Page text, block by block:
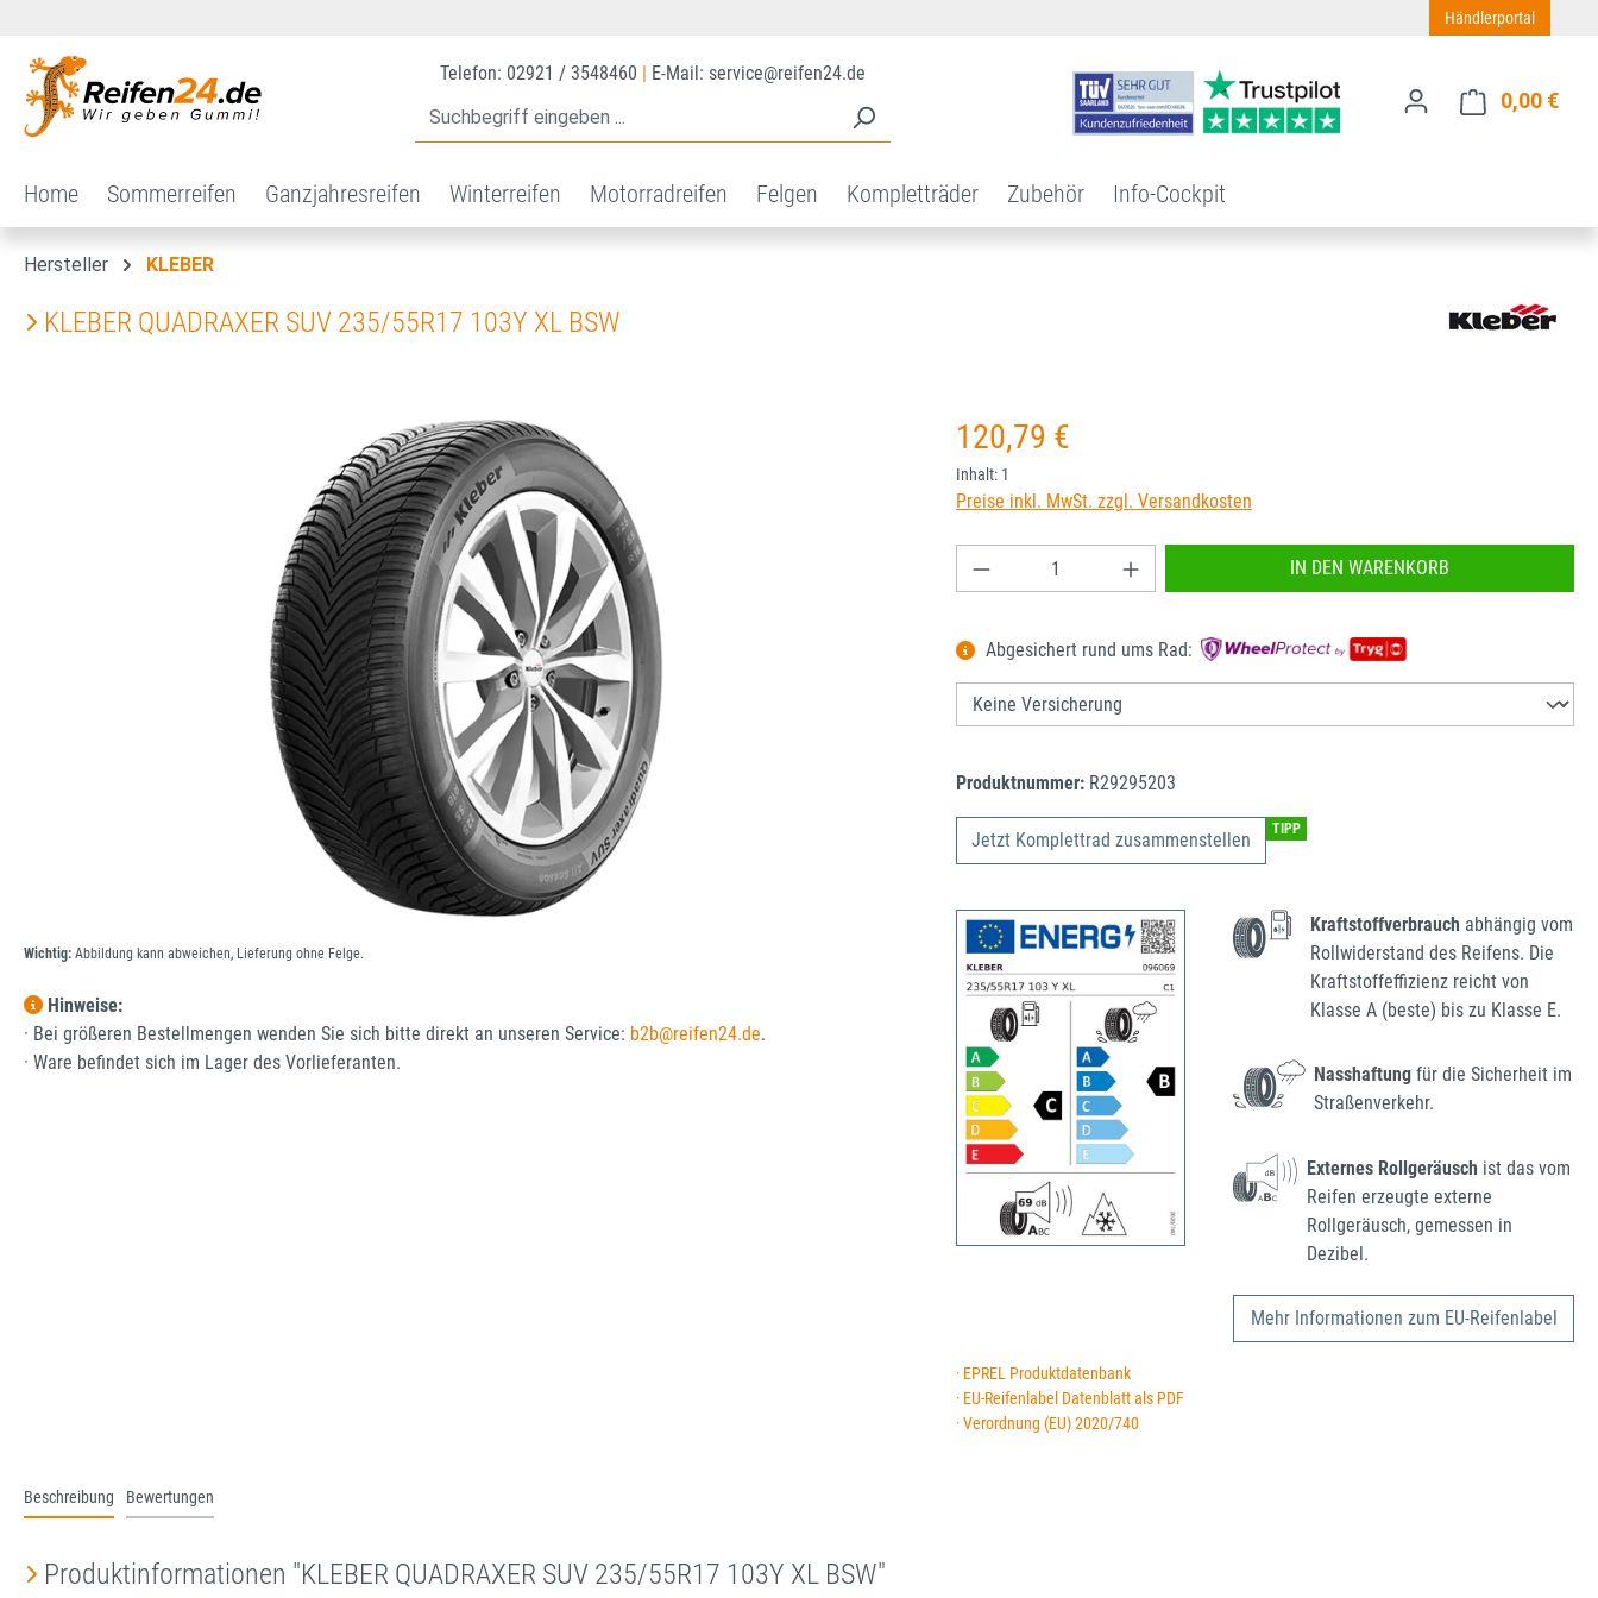
Händlerportal
Telefon: 02921 / 3548460 E-Mail: service@reifen24.de
0,00 €
Home Sommerreifen Ganzjahresreifen Winterreifen Motorradreifen Felgen Kompletträder Zubehör Info-Cockpit
Hersteller KLEBER
KLEBER QUADRAXER SUV 235/55R17 103Y XL BSW
Wichtig: Abbildung kann abweichen, Lieferung ohne Felge.
Hinweise:
· Bei größeren Bestellmengen wenden Sie sich bitte direkt an unseren Service: b2b@reifen24.de.
· Ware befindet sich im Lager des Vorlieferanten.
Regulärer Preis:
120,79 €
Inhalt: 1
Preise inkl. MwSt. zzgl. Versandkosten
Produkt Anzahl: Gib den gewünschten Wert ein oder
IN DEN WARENKORB
Abgesichert rund ums Rad:
Produktnummer: R29295203
Jetzt Komplettrad zusammenstellen TIPP
Kraftstoffverbrauch abhängig vom
Rollwiderstand des Reifens. Die
Kraftstoffeffizienz reicht von
Klasse A (beste) bis zu Klasse E.
Nasshaftung für die Sicherheit im
Straßenverkehr.
Externes Rollgeräusch ist das vom
Reifen erzeugte externe
Rollgeräusch, gemessen in
Dezibel.
Mehr Informationen zum EU-Reifenlabel
· EPREL Produktdatenbank
· EU-Reifenlabel Datenblatt als PDF
· Verordnung (EU) 2020/740
Beschreibung Bewertungen
Produktinformationen "KLEBER QUADRAXER SUV 235/55R17 103Y XL BSW"